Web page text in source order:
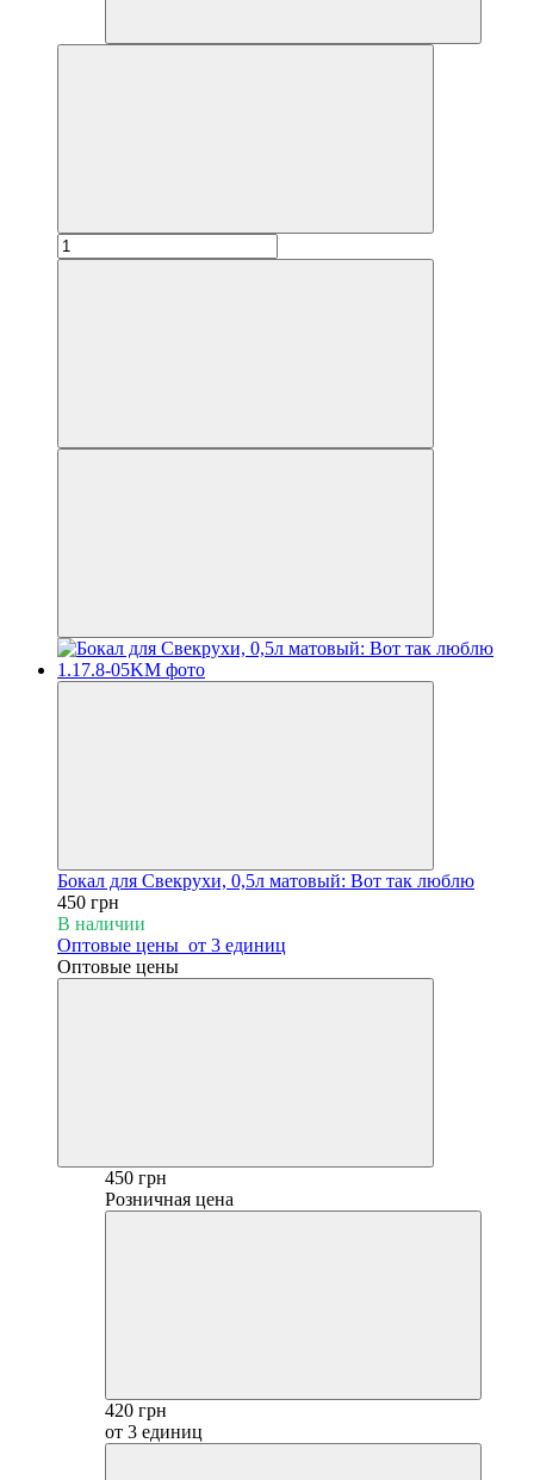
Бокал для Свекрухи, 0,5л матовый: Вот так люблю
450 грн
В наличии
Оптовые цены от 3 единиц
Оптовые цены
450 грн
Розничная цена
420 грн
от 3 единиц